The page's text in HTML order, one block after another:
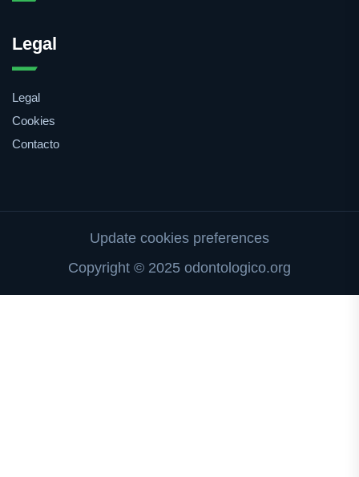
Legal
Legal
Cookies
Contacto
Update cookies preferences
Copyright © 2025 odontologico.org